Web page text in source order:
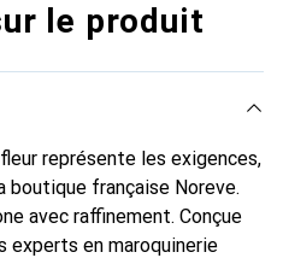
le produit
représente les exigences,
française Noreve.
avec raffinement. Conçue
experts en maroquinerie